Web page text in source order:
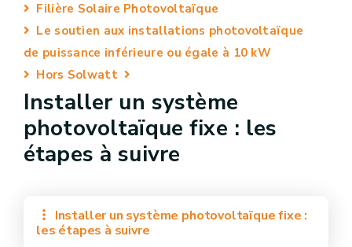
Filière Solaire Photovoltaïque
Le soutien aux installations photovoltaïque
de puissance inférieure ou égale à 10 kW
Hors Solwatt
Installer un système
photovoltaïque fixe : les
étapes à suivre
Installer un système photovoltaïque fixe :
les étapes à suivre